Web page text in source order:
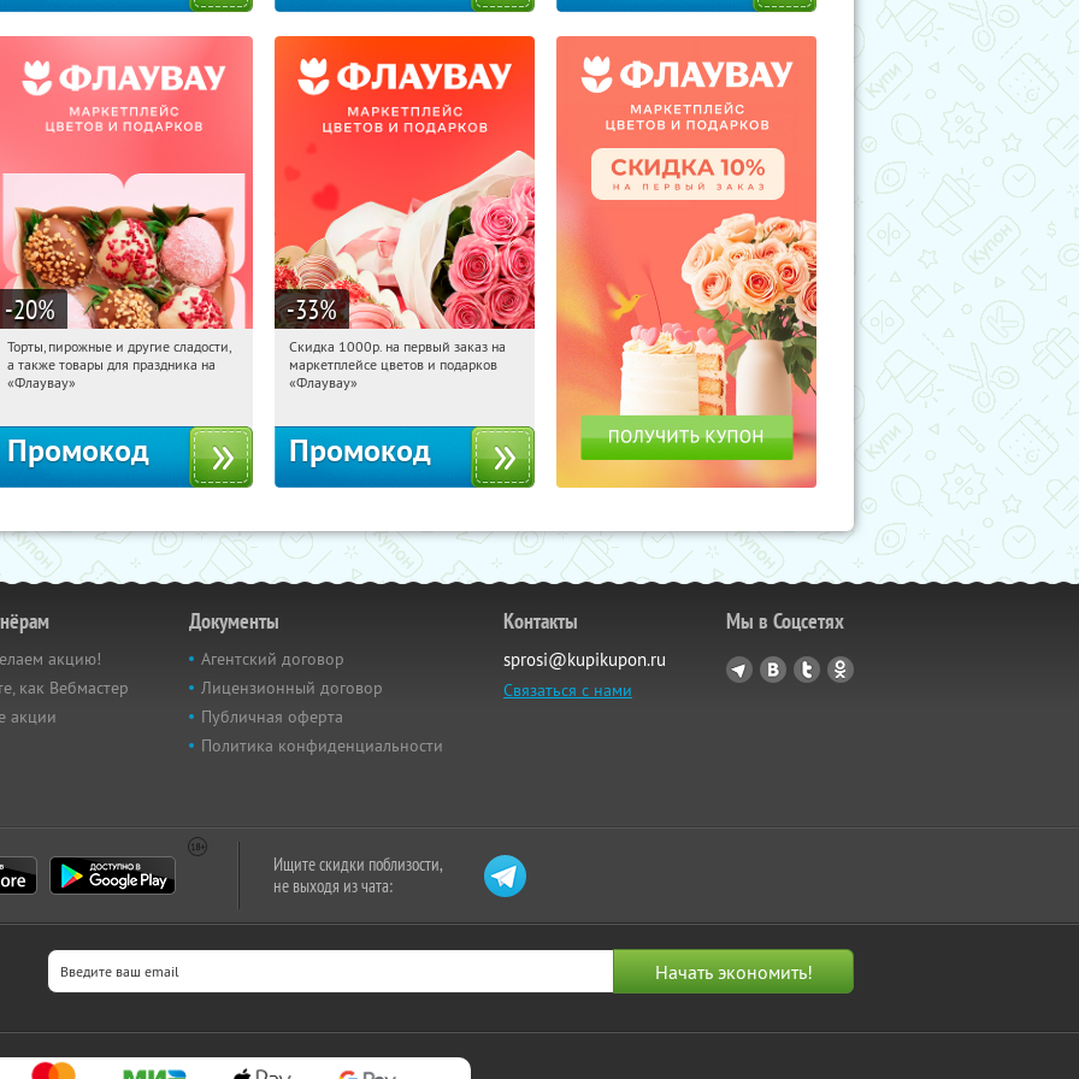
-20%
23:32:51 Получили:
Россия
Торты, пирожные и другие сладости,
а также товары для праздника на
«Флаувау»
Промокод
-33%
23:32:51 Получили:
Россия
Скидка 1000р. на первый заказ на
маркетплейсе цветов и подарков
«Флаувау»
Промокод
акцию!
как Вебмастер
акции
Документы
Агентский договор
Лицензионный договор
Публичная оферта
Политика конфиденциальности
Контакты
sprosi@kupikupon.ru
Связаться с нами
Мы в Соцсетях
Ищите скидки поблизости,
не выходя из чата: